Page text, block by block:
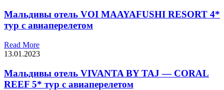
Мальдивы отель VOI MAAYAFUSHI RESORT 4*
тур с авиаперелетом
Read More
13.01.2023
Мальдивы отель VIVANTA BY TAJ — CORAL
REEF 5* тур с авиаперелетом